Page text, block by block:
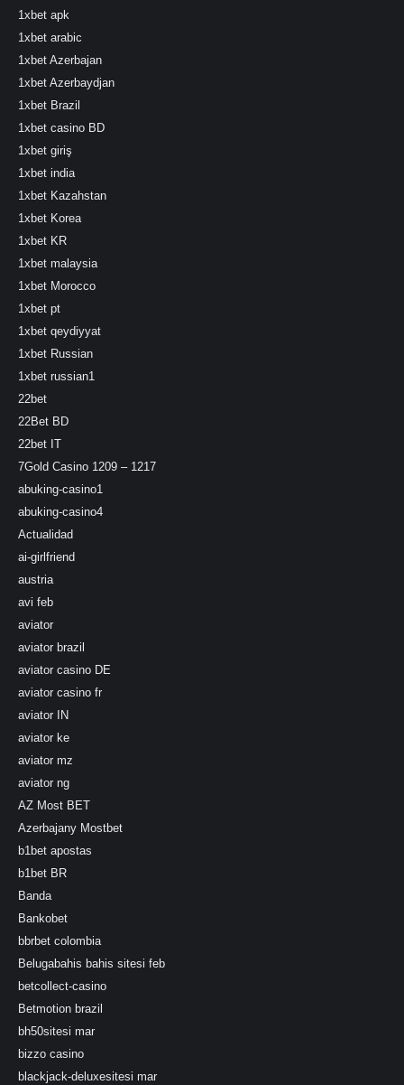
1xbet apk
1xbet arabic
1xbet Azerbajan
1xbet Azerbaydjan
1xbet Brazil
1xbet casino BD
1xbet giriş
1xbet india
1xbet Kazahstan
1xbet Korea
1xbet KR
1xbet malaysia
1xbet Morocco
1xbet pt
1xbet qeydiyyat
1xbet Russian
1xbet russian1
22bet
22Bet BD
22bet IT
7Gold Casino 1209 – 1217
abuking-casino1
abuking-casino4
Actualidad
ai-girlfriend
austria
avi feb
aviator
aviator brazil
aviator casino DE
aviator casino fr
aviator IN
aviator ke
aviator mz
aviator ng
AZ Most BET
Azerbajany Mostbet
b1bet apostas
b1bet BR
Banda
Bankobet
bbrbet colombia
Belugabahis bahis sitesi feb
betcollect-casino
Betmotion brazil
bh50sitesi mar
bizzo casino
blackjack-deluxesitesi mar